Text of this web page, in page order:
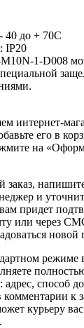
40 до + 70С
IP20
1-D008
интернет-
его в
на
заказ,
и уточнит
придет
или через
новой
режиме
способ
к
курьеру